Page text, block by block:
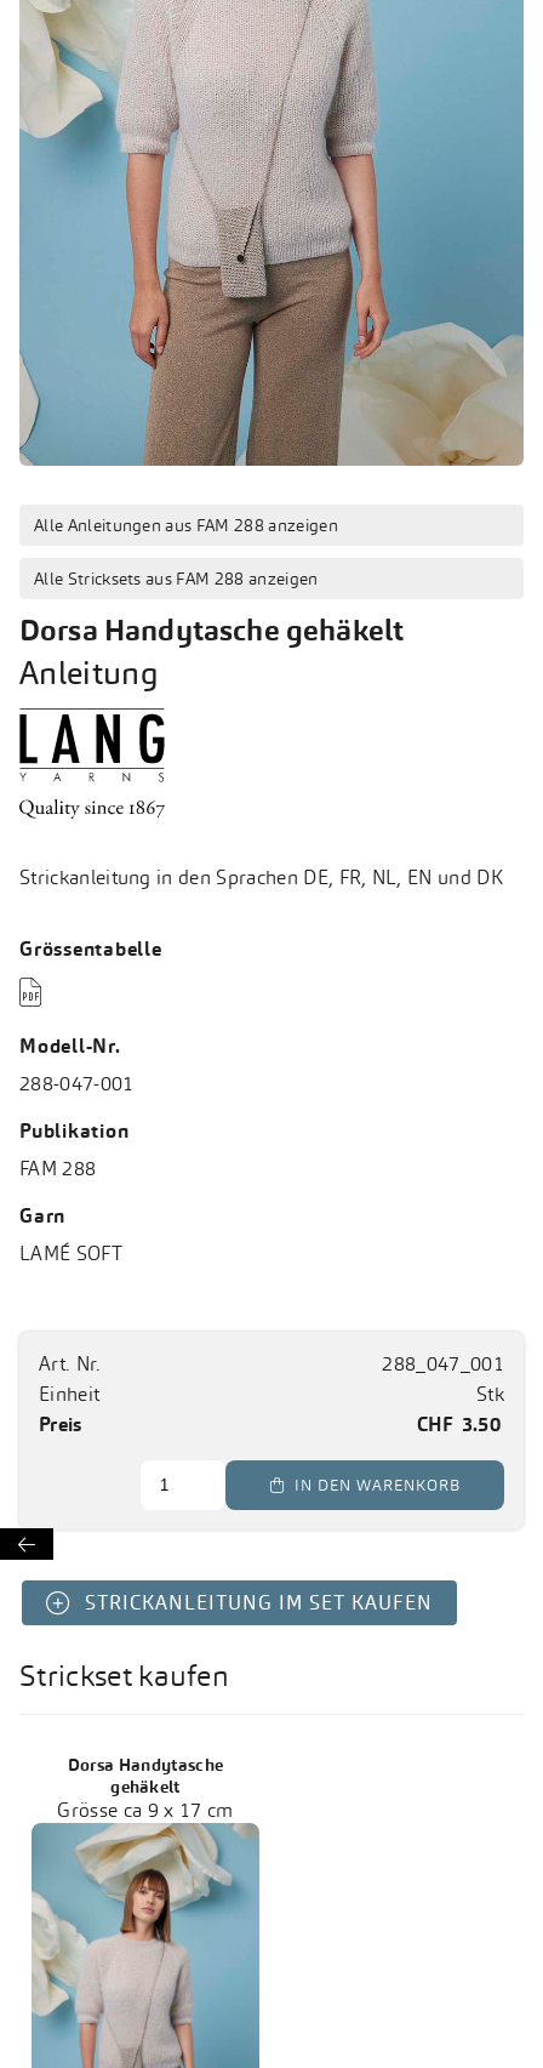

Alle Anleitungen aus FAM 288 anzeigen
Alle Stricksets aus FAM 288 anzeigen
Dorsa Handytasche gehäkelt
Anleitung
Strickanleitung in den Sprachen DE, FR, NL, EN und DK
Grössentabelle

Modell-Nr.
288-047-001
Publikation
FAM 288
Garn
LAMÉ SOFT
Art. Nr.
288_047_001
Einheit
Stk
Preis
CHF 3.50
 IN DEN WARENKORB
STRICKANLEITUNG IM SET KAUFEN
Strickset kaufen
Dorsa Handytasche
gehäkelt
Grösse ca 9 x 17 cm